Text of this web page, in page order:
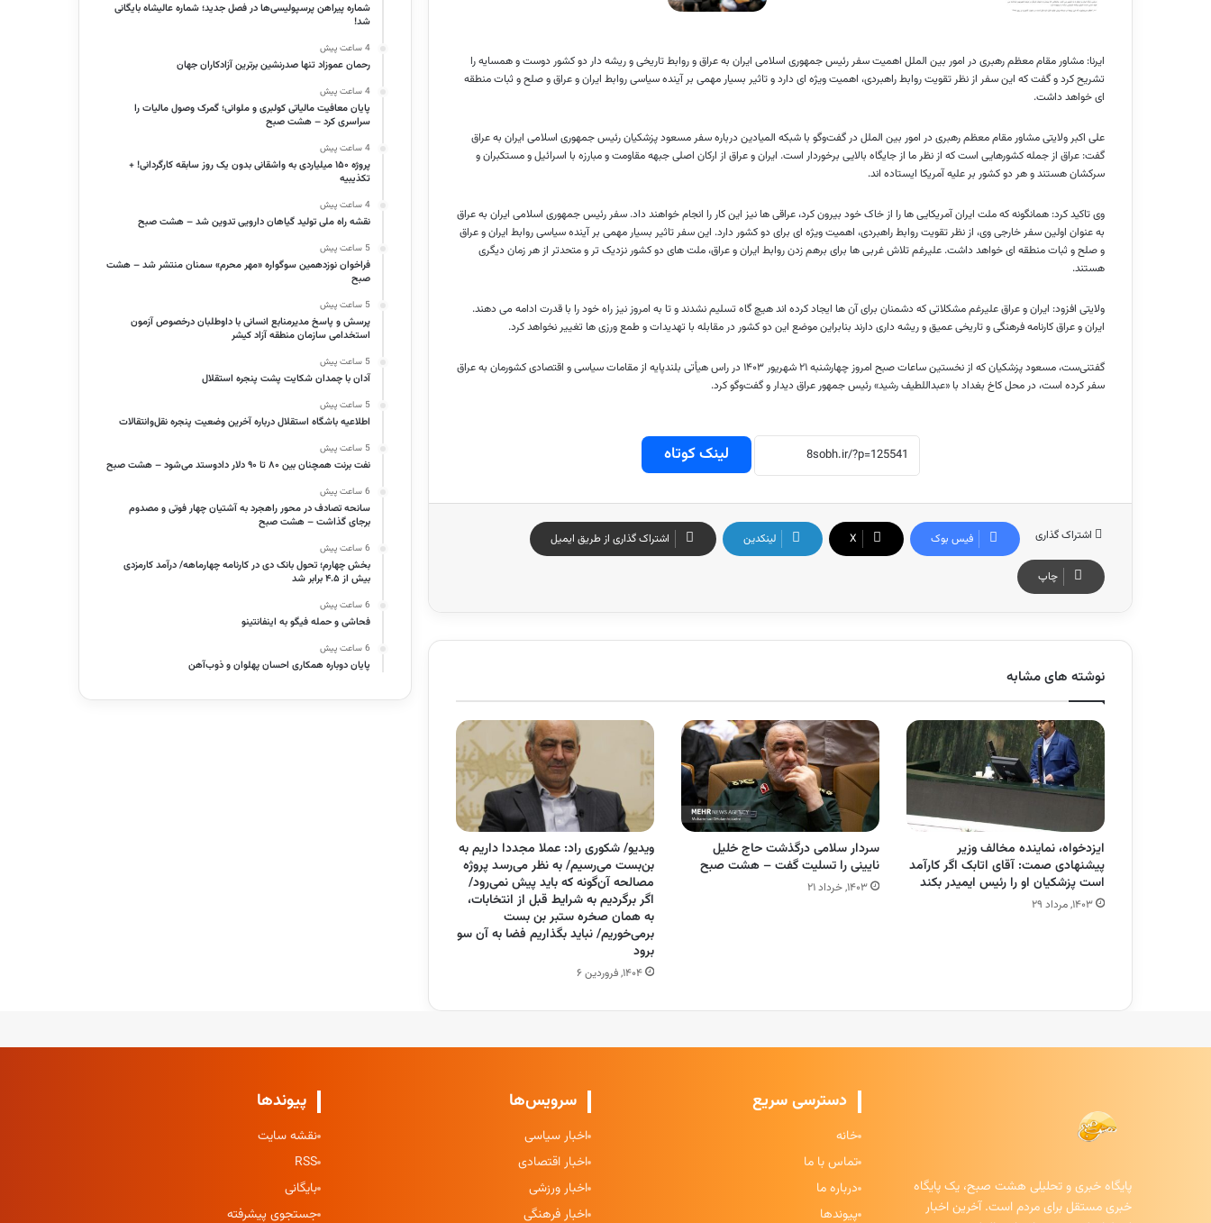
ایرنا: مشاور مقام معظم رهبری در امور بین الملل اهمیت سفر رئیس جمهوری اسلامی ایران به عراق و روابط تاریخی و ریشه دار دو کشور دوست و همسایه را
تشریح کرد و گفت که این سفر از نظر تقویت روابط راهبردی، اهمیت ویژه ای دارد و تاثیر بسیار مهمی بر آینده سیاسی روابط ایران و عراق و صلح و ثبات منطقه
ای خواهد داشت.
علی اکبر ولایتی مشاور مقام معظم رهبری در امور بین الملل در گفت‌وگو با شبکه المیادین درباره سفر مسعود پزشکیان رئیس جمهوری اسلامی ایران به عراق
گفت: عراق از جمله کشورهایی است که از نظر ما از جایگاه بالایی برخوردار است. ایران و عراق از ارکان اصلی جبهه مقاومت و مبارزه با اسرائیل و مستکبران و
سرکشان هستند و هر دو کشور بر علیه آمریکا ایستاده اند.
وی تاکید کرد: همانگونه که ملت ایران آمریکایی ها را از خاک خود بیرون کرد، عراقی ها نیز این کار را انجام خواهند داد. سفر رئیس جمهوری اسلامی ایران به عراق
به عنوان اولین سفر خارجی وی، از نظر تقویت روابط راهبردی، اهمیت ویژه ای برای دو کشور دارد. این سفر تاثیر بسیار مهمی بر آینده سیاسی روابط ایران و عراق
و صلح و ثبات منطقه ای خواهد داشت. علیرغم تلاش غربی ها برای برهم زدن روابط ایران و عراق، ملت های دو کشور نزدیک تر و متحدتر از هر زمان دیگری
هستند.
ولایتی افزود: ایران و عراق علیرغم مشکلاتی که دشمنان برای آن ها ایجاد کرده اند هیچ گاه تسلیم نشدند و تا به امروز نیز راه خود را با قدرت ادامه می دهند.
ایران و عراق کارنامه فرهنگی و تاریخی عمیق و ریشه داری دارند بنابراین موضع این دو کشور در مقابله با تهدیدات و طمع ورزی ها تغییر نخواهد کرد.
گفتنی‌ست، مسعود پزشکیان که از نخستین ساعات صبح امروز چهارشنبه ۲۱ شهریور ۱۴۰۳ در راس هیأتی بلندپایه از مقامات سیاسی و اقتصادی کشورمان به عراق
سفر کرده است، در محل کاخ بغداد با «عبداللطیف رشید» رئیس جمهور عراق دیدار و گفت‌وگو کرد.
لینک کوتاه
اشتراک گذاری فیس بوک X لینکدین اشتراک گذاری از طریق ایمیل
چاپ
نوشته های مشابه
ایزدخواه، نماینده مخالف وزیر
پیشنهادی صمت: آقای اتابک اگر کارآمد
است پزشکیان او را رئیس ایمیدر بکند
۱۴۰۳, مرداد ۲۹
سردار سلامی درگذشت حاج خلیل
نایینی را تسلیت گفت – هشت صبح
۱۴۰۳, خرداد ۲۱
ویدیو/ شکوری راد: عملا مجددا داریم به
بن‌بست می‌رسیم/ به نظر می‌رسد پروژه
مصالحه آن‌گونه که باید پیش نمی‌رود/
اگر برگردیم به شرایط قبل از انتخابات،
به همان صخره ستبر بن بست
برمی‌خوریم/ نباید بگذاریم فضا به آن سو
برود
۱۴۰۴, فروردین ۶
شماره پیراهن پرسپولیسی‌ها در فصل جدید؛ شماره عالیشاه بایگانی
شد!
4 ساعت پیش
رحمان عموزاد تنها صدرنشین برترین آزادکاران جهان
4 ساعت پیش
پایان معافیت مالیاتی کولبری و ملوانی؛ گمرک وصول مالیات را
سراسری کرد – هشت صبح
4 ساعت پیش
پروژه ۱۵۰ میلیاردی به واشقانی بدون یک روز سابقه کارگردانی! +
تکذیبیه
4 ساعت پیش
نقشه راه ملی تولید گیاهان دارویی تدوین شد – هشت صبح
5 ساعت پیش
فراخوان نوزدهمین سوگواره «مهر محرم» سمنان منتشر شد – هشت
صبح
5 ساعت پیش
پرسش و پاسخ مدیرمنابع انسانی با داوطلبان درخصوص آزمون
استخدامی سازمان منطقه آزاد کیشر
5 ساعت پیش
آدان با چمدان شکایت پشت پنجره استقلال
5 ساعت پیش
اطلاعیه باشگاه استقلال درباره آخرین وضعیت پنجره نقل‌وانتقالات
5 ساعت پیش
نفت برنت همچنان بین ۸۰ تا ۹۰ دلار دادوستد می‌شود – هشت صبح
6 ساعت پیش
سانحه تصادف در محور راهجرد به آشتیان چهار فوتی و مصدوم
برجای گذاشت – هشت صبح
6 ساعت پیش
بخش چهارم؛ تحول بانک دی در کارنامه چهارماهه/ درآمد کارمزدی
بیش از ۴.۵ برابر شد
6 ساعت پیش
فحاشی و حمله فیگو به اینفانتینو
6 ساعت پیش
پایان دوباره همکاری احسان پهلوان و ذوب‌آهن
پایگاه خبری و تحلیلی هشت صبح، یک پایگاه
خبری مستقل برای مردم است. آخرین اخبار
دسترسی سریع
خانه
تماس با ما
درباره ما
پیوندها
سرویس‌ها
اخبار سیاسی
اخبار اقتصادی
اخبار ورزشی
اخبار فرهنگی
پیوندها
نقشه سایت
RSS
بایگانی
جستجوی پیشرفته